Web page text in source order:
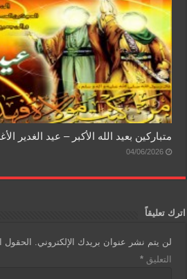
متباركين بعيد الله الأكبر – عيد الغدير
04/06/2026
اترك تعليقاً
لن يتم نشر عنوان بريدك الإلكتروني. الحقول
التعليق*